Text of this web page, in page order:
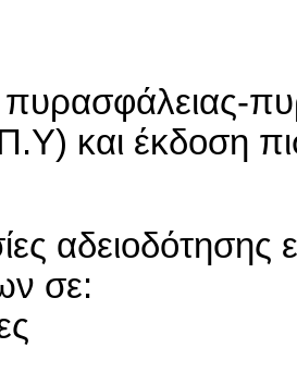
και έκδοση
αδειοδότησης
σε: